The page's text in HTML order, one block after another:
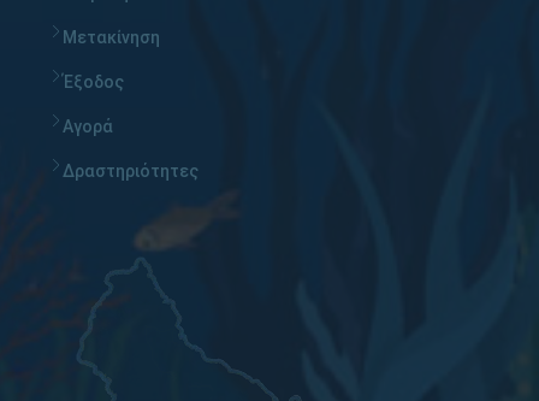
Μετακίνηση
Έξοδος
Αγορά
Δραστηριότητες